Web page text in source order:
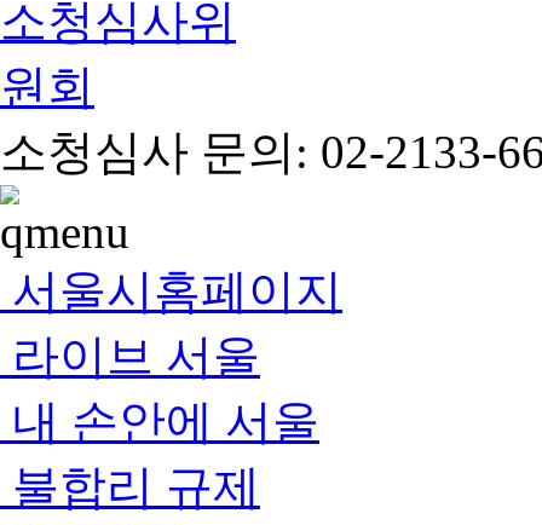
소청심사 문의: 02-2133-
서울시홈페이지
라이브 서울
내 손안에 서울
불합리 규제